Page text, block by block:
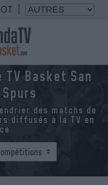
Basket San
des matchs de
diffusés à la TV en